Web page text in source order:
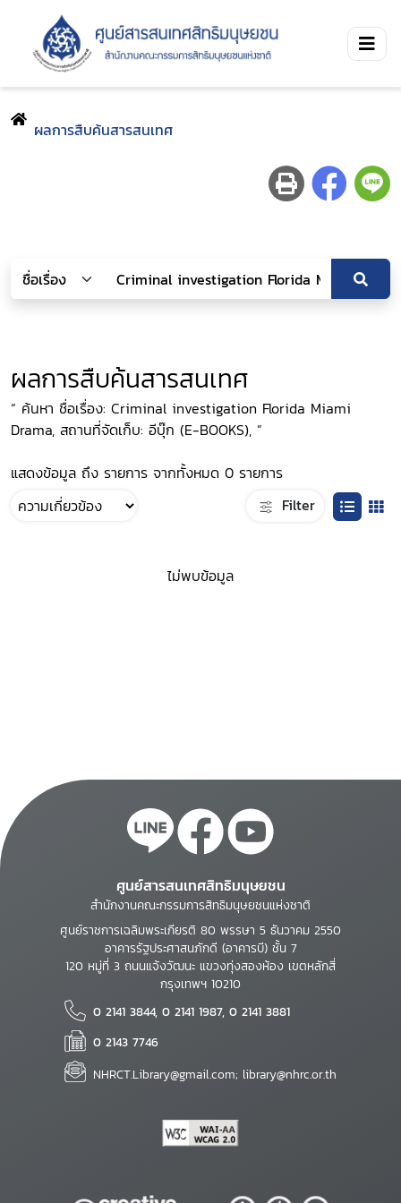
ผลการสืบค้นสารสนเทศ
ผลการสืบค้นสารสนเทศ
“ ค้นหา ชื่อเรื่อง: Criminal investigation Florida Miami
Drama, สถานที่จัดเก็บ: อีบุ๊ก (E-BOOKS), ”
แสดงข้อมูล ถึง รายการ จากทั้งหมด 0 รายการ
Filter
ไม่พบข้อมูล
ศูนย์สารสนเทศสิทธิมนุษยชน
สำนักงานคณะกรรมการสิทธิมนุษยชนแห่งชาติ
ศูนย์ราชการเฉลิมพระเกียรติ 80 พรรษา 5 ธันวาคม 2550
อาคารรัฐประศาสนภักดี (อาคารบี) ชั้น 7
120 หมู่ที่ 3 ถนนแจ้งวัฒนะ แขวงทุ่งสองห้อง เขตหลักสี่
กรุงเทพฯ 10210
0 2141 3844, 0 2141 1987, 0 2141 3881
0 2143 7746
NHRCT.Library@gmail.com; library@nhrc.or.th